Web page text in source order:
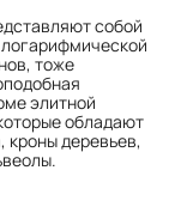
собой
тоже
элитной
обладают
кроны деревьев,